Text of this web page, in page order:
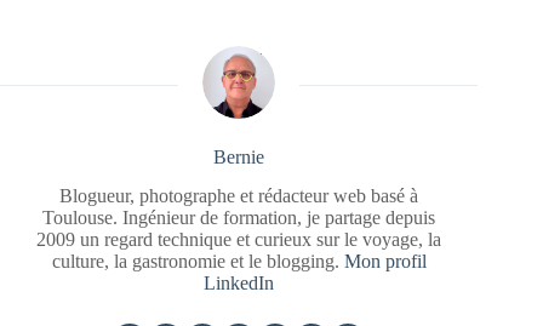
Bernie
Blogueur, photographe et rédacteur web basé à
Toulouse. Ingénieur de formation, je partage depuis
2009 un regard technique et curieux sur le voyage, la
culture, la gastronomie et le blogging. Mon profil
LinkedIn